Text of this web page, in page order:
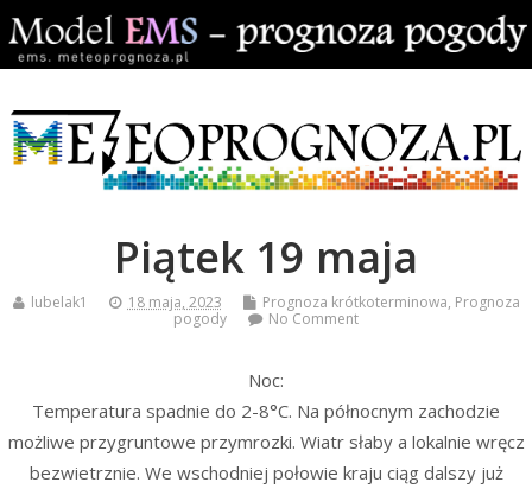
Piątek 19 maja
lubelak1 18 maja, 2023 Prognoza krótkoterminowa, Prognoza
pogody
No Comment
Noc:
Temperatura spadnie do 2-8°C. Na północnym zachodzie
możliwe przygruntowe przymrozki. Wiatr słaby a lokalnie wręcz
bezwietrznie. We wschodniej połowie kraju ciąg dalszy już